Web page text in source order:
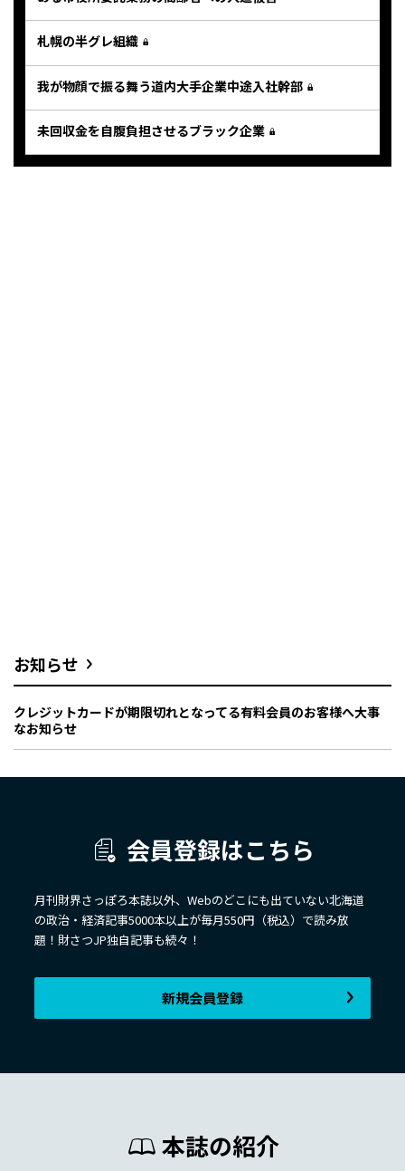
札幌の半グレ組織
我が物顔で振る舞う道内大手企業中途入社幹部
未回収金を自腹負担させるブラック企業
お知らせ
クレジットカードが期限切れとなってる有料会員のお客様へ大事
なお知らせ
会員登録はこちら
月刊財界さっぽろ本誌以外、Webのどこにも出ていない北海道
の政治・経済記事5000本以上が毎月550円（税込）で読み放
題！財さつJP独自記事も続々！
新規会員登録
本誌の紹介